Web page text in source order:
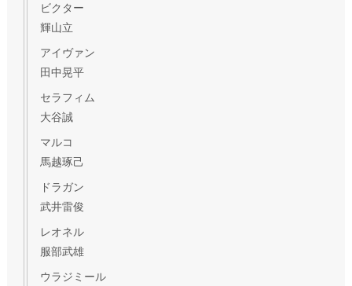
ビクター
輝山立
アイヴァン
田中晃平
セラフィム
大谷誠
マルコ
馬越琢己
ドラガン
武井雷俊
レオネル
服部武雄
ウラジミール